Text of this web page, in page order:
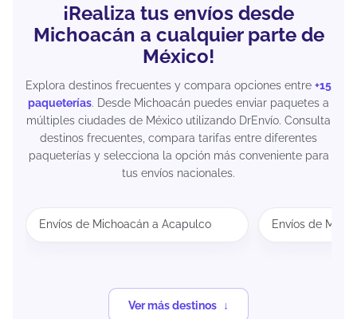
¡Realiza tus envíos desde
Michoacán a cualquier parte de
México!
Explora destinos frecuentes y compara opciones entre +15
paqueterías. Desde Michoacán puedes enviar paquetes a
múltiples ciudades de México utilizando DrEnvío. Consulta
destinos frecuentes, compara tarifas entre diferentes
paqueterías y selecciona la opción más conveniente para
tus envíos nacionales.
Envíos de Michoacán a Acapulco Envíos de
Ver más destinos